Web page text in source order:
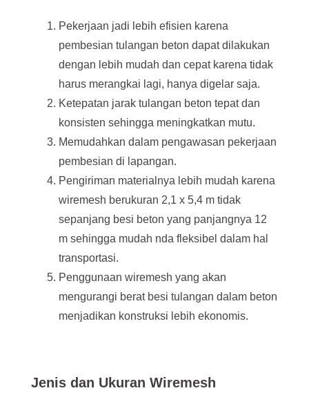
Pekerjaan jadi lebih efisien karena
pembesian tulangan beton dapat dilakukan
dengan lebih mudah dan cepat karena tidak
harus merangkai lagi, hanya digelar saja.
Ketepatan jarak tulangan beton tepat dan
konsisten sehingga meningkatkan mutu.
Memudahkan dalam pengawasan pekerjaan
pembesian di lapangan.
Pengiriman materialnya lebih mudah karena
wiremesh berukuran 2,1 x 5,4 m tidak
sepanjang besi beton yang panjangnya 12
m sehingga mudah nda fleksibel dalam hal
transportasi.
Penggunaan wiremesh yang akan
mengurangi berat besi tulangan dalam beton
menjadikan konstruksi lebih ekonomis.
Jenis dan Ukuran Wiremesh